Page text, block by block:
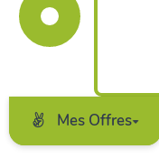
Mes Offres